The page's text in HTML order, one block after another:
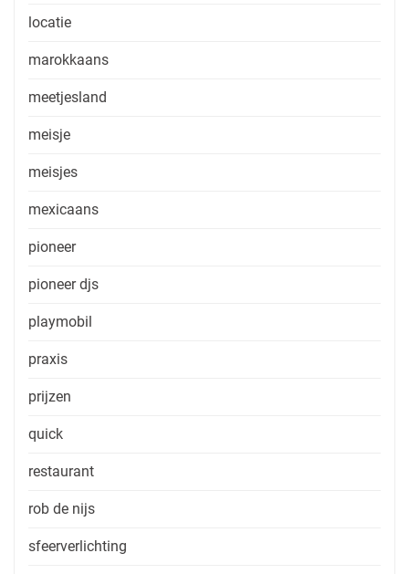
locatie
marokkaans
meetjesland
meisje
meisjes
mexicaans
pioneer
pioneer djs
playmobil
praxis
prijzen
quick
restaurant
rob de nijs
sfeerverlichting